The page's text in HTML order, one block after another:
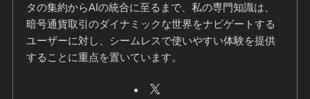
タの集約からAIの統合に至るまで、私の専門知識は、
暗号通貨取引のダイナミックな世界をナビゲートする
ユーザーに対し、シームレスで使いやすい体験を提供
することに重点を置いています。